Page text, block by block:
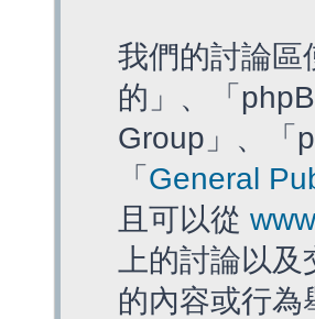
我們的討論區
的」、「
Group」、「
「 General
且可以從
上的討論以
的內容或行